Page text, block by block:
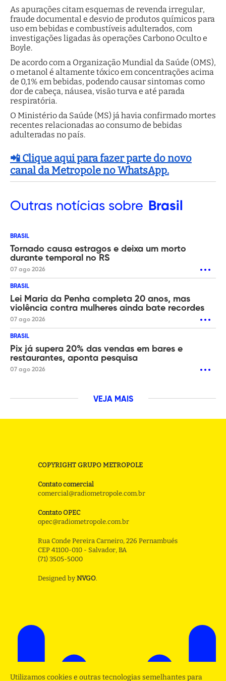
As apurações citam esquemas de revenda irregular,
fraude documental e desvio de produtos químicos para
uso em bebidas e combustíveis adulterados, com
investigações ligadas às operações Carbono Oculto e
Boyle.
De acordo com a Organização Mundial da Saúde (OMS),
o metanol é altamente tóxico em concentrações acima
de 0,1% em bebidas, podendo causar sintomas como
dor de cabeça, náusea, visão turva e até parada
respiratória.
O Ministério da Saúde (MS) já havia confirmado mortes
recentes relacionadas ao consumo de bebidas
adulteradas no país.
📲 Clique aqui para fazer parte do novo
canal da Metropole no WhatsApp.
Outras notícias sobre Brasil
BRASIL
Tornado causa estragos e deixa um morto
durante temporal no RS
07 ago 2026
BRASIL
Lei Maria da Penha completa 20 anos, mas
violência contra mulheres ainda bate recordes
07 ago 2026
BRASIL
Pix já supera 20% das vendas em bares e
restaurantes, aponta pesquisa
07 ago 2026
VEJA MAIS
COPYRIGHT GRUPO METROPOLE
Contato comercial
comercial@radiometropole.com.br
Contato OPEC
opec@radiometropole.com.br
Rua Conde Pereira Carneiro, 226 Pernambués
CEP 41100-010 - Salvador, BA
(71) 3505-5000
Designed by NVGO.
Utilizamos cookies e outras tecnologias semelhantes para